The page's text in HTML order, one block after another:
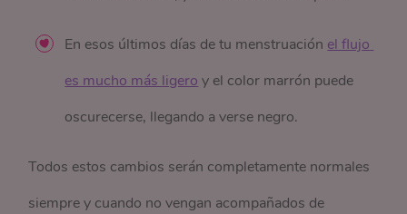
En esos últimos días de tu menstruación el flujo
es mucho más ligero y el color marrón puede
oscurecerse, llegando a verse negro.
Todos estos cambios serán completamente normales
siempre y cuando no vengan acompañados de